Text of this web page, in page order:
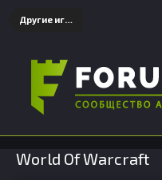
Другие игры
World Of Warcraft